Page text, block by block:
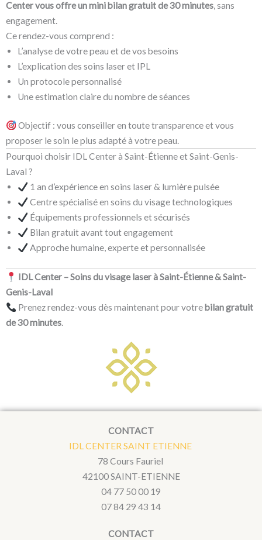
Center vous offre un mini bilan gratuit de 30 minutes, sans
engagement.
Ce rendez-vous comprend :
L’analyse de votre peau et de vos besoins
L’explication des soins laser et IPL
Un protocole personnalisé
Une estimation claire du nombre de séances
Objectif : vous conseiller en toute transparence et vous
proposer le soin le plus adapté à votre peau.
Pourquoi choisir IDL Center à Saint-Étienne et Saint-Genis-
Laval ?
1 an d’expérience en soins laser & lumière pulsée
Centre spécialisé en soins du visage technologiques
Équipements professionnels et sécurisés
Bilan gratuit avant tout engagement
Approche humaine, experte et personnalisée
IDL Center – Soins du visage laser à Saint-Étienne & Saint-
Genis-Laval
Prenez rendez-vous dès maintenant pour votrebilan gratuit
de 30 minutes.
CONTACT
IDL CENTER SAINT ETIENNE
78 Cours Fauriel
42100 SAINT-ETIENNE
04 77 50 00 19
07 84 29 43 14
CONTACT